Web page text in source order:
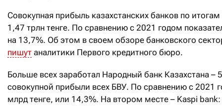
Совокупная прибыль казахстанских банков по
1,47 трлн тенге. По сравнению с 2021 годом
на 13,7%. Об этом в своем обзоре банковского
пишут аналитики Первого кредитного бюро.
Больше всех заработал Народный банк Казахстана –
совокупной прибыли всех БВУ. По сравнению с 2021
млрд тенге, или 14,3%. На втором месте – Kaspi